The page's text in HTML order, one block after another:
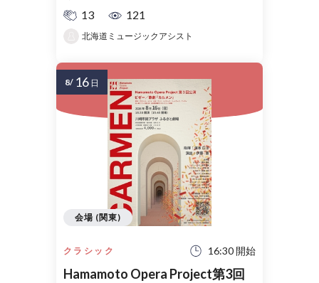
13
121
北海道ミュージックアシスト
クラシック 16:30 開始
Hamamoto Opera Project第3回
会場 (関東)
8/ 16 日